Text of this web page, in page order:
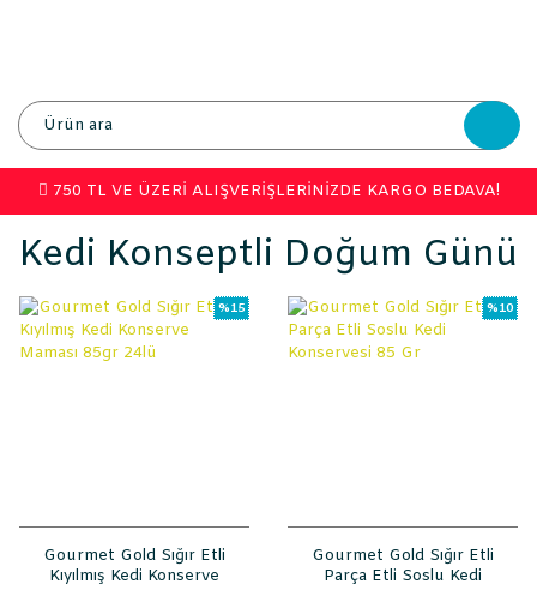
750 TL VE ÜZERİ ALIŞVERİŞLERİNİZDE KARGO BEDAVA!
Kedi Konseptli Doğum Günü
%15
Gourmet Gold Sığır Etli
Kıyılmış Kedi Konserve
%10
Gourmet Gold Sığır Etli
Parça Etli Soslu Kedi